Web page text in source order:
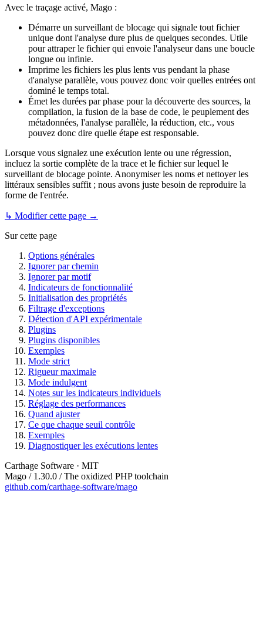
Avec le traçage activé, Mago :
Démarre un surveillant de blocage qui signale tout fichier
unique dont l'analyse dure plus de quelques secondes. Utile
pour attraper le fichier qui envoie l'analyseur dans une boucle
longue ou infinie.
Imprime les fichiers les plus lents vus pendant la phase
d'analyse parallèle, vous pouvez donc voir quelles entrées ont
dominé le temps total.
Émet les durées par phase pour la découverte des sources, la
compilation, la fusion de la base de code, le peuplement des
métadonnées, l'analyse parallèle, la réduction, etc., vous
pouvez donc dire quelle étape est responsable.
Lorsque vous signalez une exécution lente ou une régression,
incluez la sortie complète de la trace et le fichier sur lequel le
surveillant de blocage pointe. Anonymiser les noms et nettoyer les
littéraux sensibles suffit ; nous avons juste besoin de reproduire la
forme de l'entrée.
↳ Modifier cette page →
Sur cette page
Options générales
Ignorer par chemin
Ignorer par motif
Indicateurs de fonctionnalité
Initialisation des propriétés
Filtrage d'exceptions
Détection d'API expérimentale
Plugins
Plugins disponibles
Exemples
Mode strict
Rigueur maximale
Mode indulgent
Notes sur les indicateurs individuels
Réglage des performances
Quand ajuster
Ce que chaque seuil contrôle
Exemples
Diagnostiquer les exécutions lentes
Carthage Software · MIT
Mago / 1.30.0 / The oxidized PHP toolchain
github.com/carthage-software/mago